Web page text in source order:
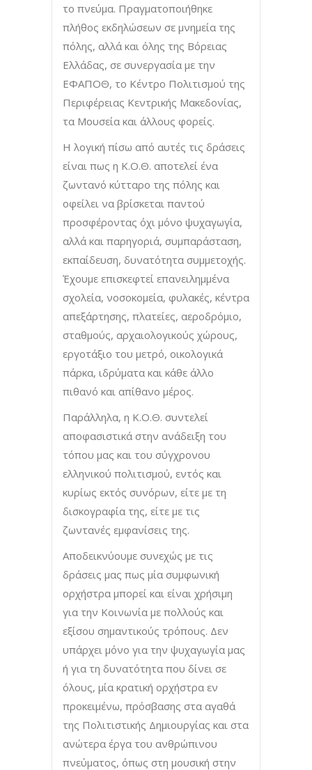
το πνεύμα. Πραγματοποιήθηκε
πλήθος εκδηλώσεων σε μνημεία της
πόλης, αλλά και όλης της Βόρειας
Ελλάδας, σε συνεργασία με την
ΕΦΑΠΟΘ, το Κέντρο Πολιτισμού της
Περιφέρειας Κεντρικής Μακεδονίας,
τα Μουσεία και άλλους φορείς.
Η λογική πίσω από αυτές τις δράσεις
είναι πως η Κ.Ο.Θ. αποτελεί ένα
ζωντανό κύτταρο της πόλης και
οφείλει να βρίσκεται παντού
προσφέροντας όχι μόνο ψυχαγωγία,
αλλά και παρηγοριά, συμπαράσταση,
εκπαίδευση, δυνατότητα συμμετοχής.
Έχουμε επισκεφτεί επανειλημμένα
σχολεία, νοσοκομεία, φυλακές, κέντρα
απεξάρτησης, πλατείες, αεροδρόμιο,
σταθμούς, αρχαιολογικούς χώρους,
εργοτάξιο του μετρό, οικολογικά
πάρκα, ιδρύματα και κάθε άλλο
πιθανό και απίθανο μέρος.
Παράλληλα, η Κ.Ο.Θ. συντελεί
αποφασιστικά στην ανάδειξη του
τόπου μας και του σύγχρονου
ελληνικού πολιτισμού, εντός και
κυρίως εκτός συνόρων, είτε με τη
δισκογραφία της, είτε με τις
ζωντανές εμφανίσεις της.
Αποδεικνύουμε συνεχώς με τις
δράσεις μας πως μία συμφωνική
ορχήστρα μπορεί και είναι χρήσιμη
για την Κοινωνία με πολλούς και
εξίσου σημαντικούς τρόπους. Δεν
υπάρχει μόνο για την ψυχαγωγία μας
ή για τη δυνατότητα που δίνει σε
όλους, μία κρατική ορχήστρα εν
προκειμένω, πρόσβασης στα αγαθά
της Πολιτιστικής Δημιουργίας και στα
ανώτερα έργα του ανθρώπινου
πνεύματος, όπως στη μουσική στην